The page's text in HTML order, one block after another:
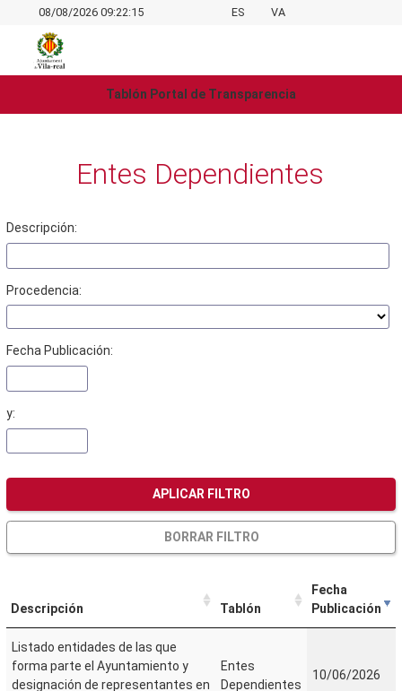
08/08/2026 09:22:15 ES VA
Tablón Portal de Transparencia
Entes Dependientes
Descripción:
Procedencia:
Fecha Publicación:
y:
APLICAR FILTRO
BORRAR FILTRO
Descripción Tablón
Fecha
Publicación
Listado entidades de las que
forma parte el Ayuntamiento y
designación de representantes en
Entes
Dependientes
10/06/2026